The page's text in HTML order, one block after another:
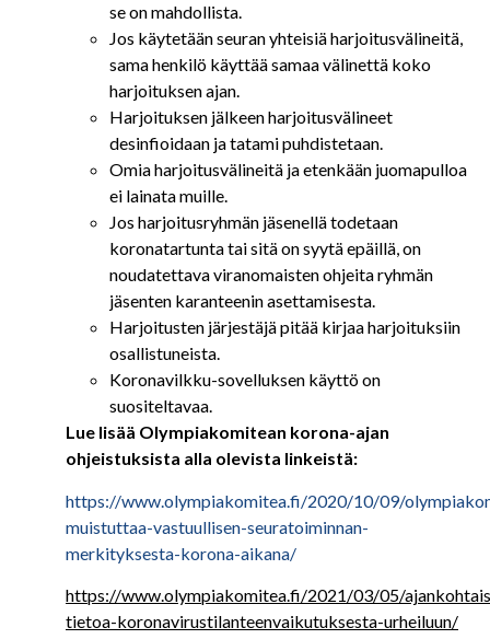
se on mahdollista.
Jos käytetään seuran yhteisiä harjoitusvälineitä,
sama henkilö käyttää samaa välinettä koko
harjoituksen ajan.
Harjoituksen jälkeen harjoitusvälineet
desinfioidaan ja tatami puhdistetaan.
Omia harjoitusvälineitä ja etenkään juomapulloa
ei lainata muille.
Jos harjoitusryhmän jäsenellä todetaan
koronatartunta tai sitä on syytä epäillä, on
noudatettava viranomaisten ohjeita ryhmän
jäsenten karanteenin asettamisesta.
Harjoitusten järjestäjä pitää kirjaa harjoituksiin
osallistuneista.
Koronavilkku-sovelluksen käyttö on
suositeltavaa.
Lue lisää Olympiakomitean korona-ajan
ohjeistuksista alla olevista linkeistä:
https://www.olympiakomitea.fi/2020/10/09/
muistuttaa-vastuullisen-seuratoiminnan-
merkityksesta-korona-aikana/
https://www.olympiakomitea.fi/2021/03/05/
tietoa-koronavirustilanteenvaikutuksesta-urheiluun/